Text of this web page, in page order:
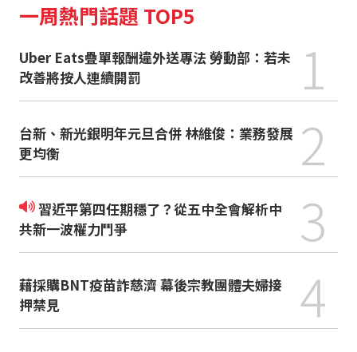
一周熱門話題 TOP5
Uber Eats疊單報酬違外送專法 勞動部：若未
改善將按人連續開罰
1
台新、新光銀明年元旦合併 林維俊：業務發展
更均衡
2
習近平第四任期穩了？從五中全會解析中
共新一波權力鬥爭
3
藉採購BNT疫苗詐慈濟 幕後宗教團體夫婦接
押禁見
4